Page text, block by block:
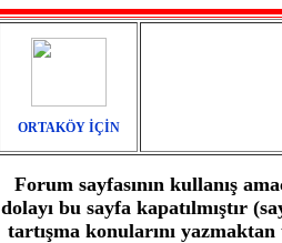
ORTAKÖY İÇİN
Forum sayfasının kullanış
dolayı bu sayfa kapatılmıştır
tartışma konularını